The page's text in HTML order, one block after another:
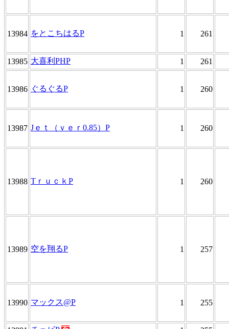
13984 をとこちはるP 1 261
13985 大喜利PHP 1 261
13986 ぐるぐるP 1 260
13987 Jｅｔ（ｖｅｒ0.85）P 1 260
13988 TｒｕｃｋP 1 260
13989 空を翔るP 1 257
13990 マックス@P 1 255